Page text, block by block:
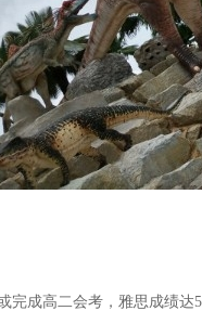
成高二会考，雅思成绩